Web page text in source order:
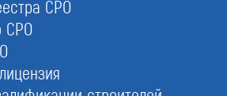
СРО
СРО
в реестр